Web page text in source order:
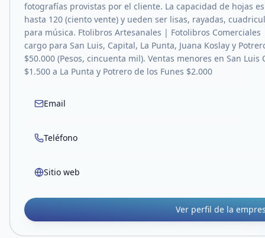
fotografías provistas por el cliente. La capacidad de hojas
hasta 120 (ciento vente) y ueden ser lisas, rayadas,
para música. Ftolibros Artesanales | Fotolibros
cargo para San Luis, Capital, La Punta, Juana Koslay y
$50.000 (Pesos, cincuenta mil). Ventas menores en San Luis
$1.500 a La Punta y Potrero de los Funes $2.000
Email
Teléfono
Sitio web
Ver perfil de la